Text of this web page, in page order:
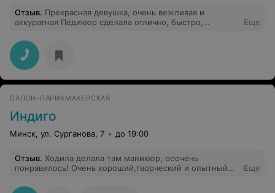
Отзыв. Прекрасная девушка, очень вежливая и
аккуратная Педикюр сделала отлично, быстро,
Еще
CАЛОН-ПАРИКМАХЕРСКАЯ
Индиго
Минск, ул. Сурганова, 7 до 19:00
Отзыв. Ходила делала там маникюр, ооочень
понравилось! Очень хороший,творческий и опытный
Рекомендую!
Еще